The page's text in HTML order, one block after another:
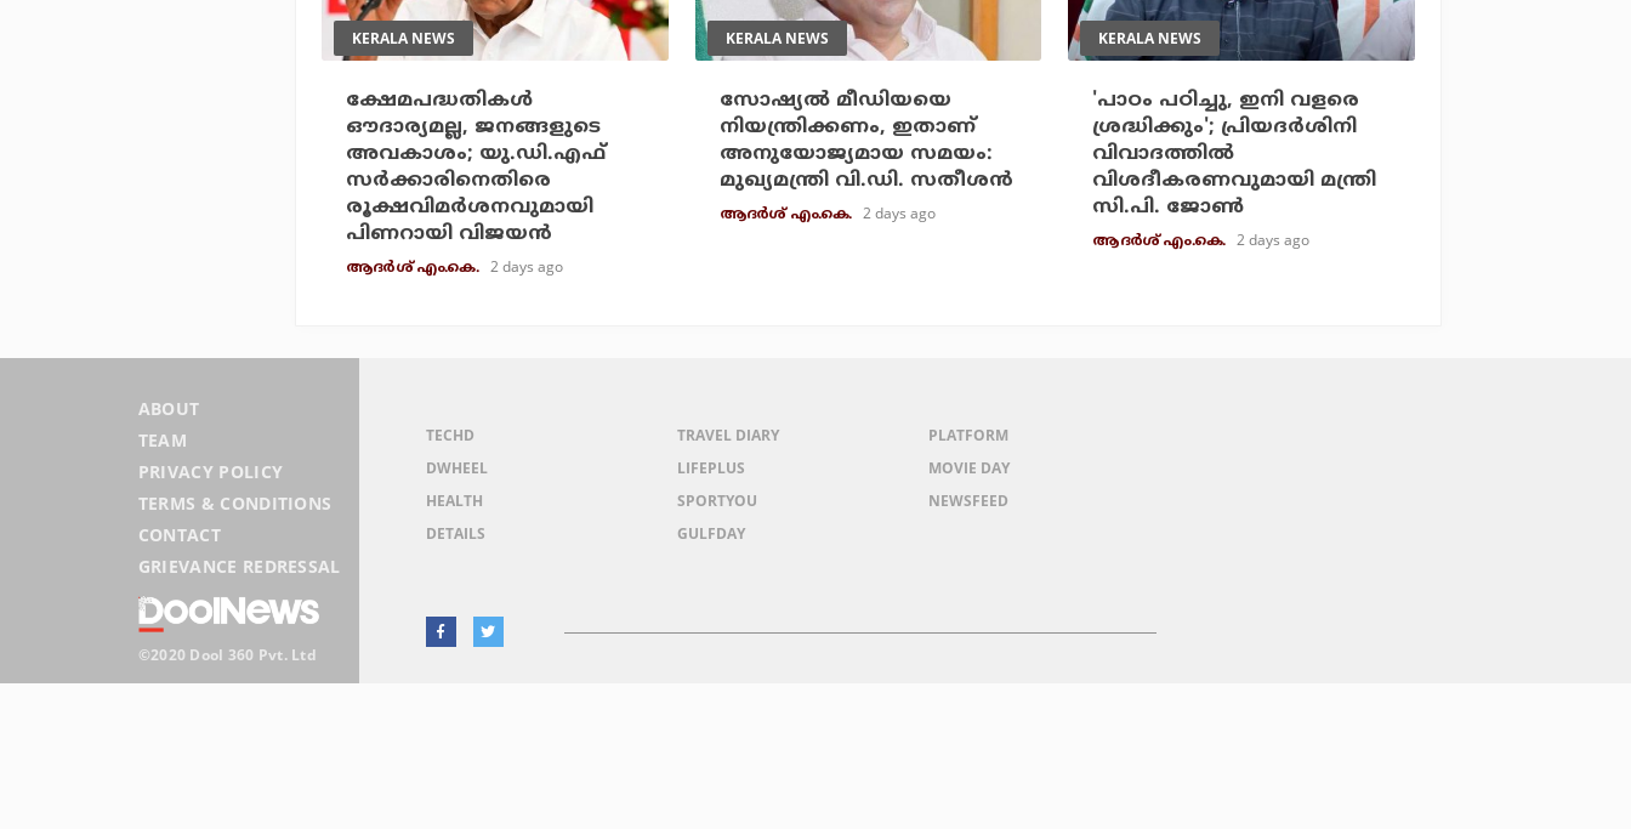
KERALA NEWS
ക്ഷേമപദ്ധതികള്‍
ഔദാര്യമല്ല, ജനങ്ങളുടെ
അവകാശം; യു.ഡി.എഫ്
സര്‍ക്കാരിനെതിരെ
രൂക്ഷവിമര്‍ശനവുമായി
പിണറായി വിജയന്‍
ആദർശ് എം.കെ. 2 days ago
KERALA NEWS
സോഷ്യല്‍ മീഡിയയെ
നിയന്ത്രിക്കണം, ഇതാണ്
അനുയോജ്യമായ സമയം:
മുഖ്യമന്ത്രി വി.ഡി. സതീശന്‍
ആദർശ് എം.കെ. 2 days ago
KERALA NEWS
'പാഠം പഠിച്ചു, ഇനി വളരെ
ശ്രദ്ധിക്കും'; പ്രിയദര്‍ശിനി
വിവാദത്തില്‍
വിശദീകരണവുമായി മന്ത്രി
സി.പി. ജോണ്‍
ആദർശ് എം.കെ. 2 days ago
ABOUT
TEAM
PRIVACY POLICY
TERMS & CONDITIONS
CONTACT
GRIEVANCE REDRESSAL
©2020 Dool 360 Pvt. Ltd
TECHD
DWHEEL
HEALTH
DETAILS
TRAVEL DIARY
LIFEPLUS
SPORTYOU
GULFDAY
PLATFORM
MOVIE DAY
NEWSFEED